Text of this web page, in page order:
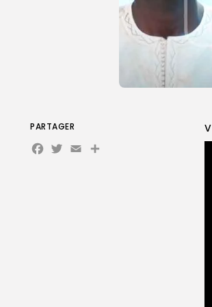
PARTAGER
Facebook
Twitter
Email